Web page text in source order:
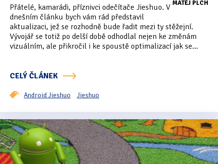
MATĚJ PLCH
Přátelé, kamarádi, příznivci odečítače Jieshuo. V
dnešním článku bych vám rád představil
aktualizaci, jež se rozhodně bude řadit mezi ty stěžejní.
Vývojář se totiž po delší době odhodlal nejen ke změnám
vizuálním, ale přikročil i ke spoustě optimalizací jak se...
CELÝ ČLÁNEK
Android Jieshuo Jieshuo